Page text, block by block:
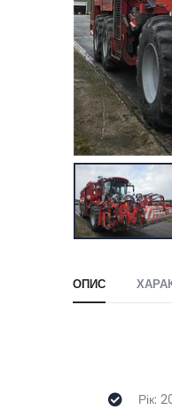
ОПИС
Рік: